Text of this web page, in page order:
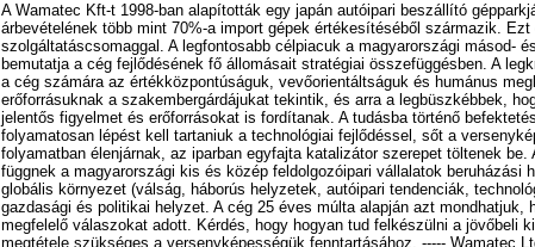
A Wamatec Kft-t 1998-ban alapították egy japán autóipari beszállító
árbevételének több mint 70%-a import gépek értékesítéséből származik.
szolgáltatáscsomaggal. A legfontosabb célpiacuk a magyarországi másod-
bemutatja a cég fejlődésének fő állomásait stratégiai összefüggésben. A
a cég számára az értékközpontúságuk, vevőorientáltságuk és humánus
erőforrásuknak a szakembergárdájukat tekintik, és arra a legbüszkébbek,
jelentős figyelmet és erőforrásokat is fordítanak. A tudásba történő
folyamatosan lépést kell tartaniuk a technológiai fejlődéssel, sőt a
folyamatban élenjárnak, az iparban egyfajta katalizátor szerepet töltenek
függnek a magyarországi kis és közép feldolgozóipari vállalatok beruházási
globális környezet (válság, háborús helyzetek, autóipari tendenciák,
gazdasági és politikai helyzet. A cég 25 éves múlta alapján azt
megfelelő válaszokat adott. Kérdés, hogy hogyan tud felkészülni a jövőbeli
megtétele szükséges a versenyképességük fenntartásához. ----- Wamatec